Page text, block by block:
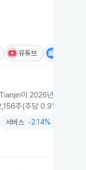
유튜브
이 2026년 6월 23
주(주당 0.9156달러)
서비스 -2.14%